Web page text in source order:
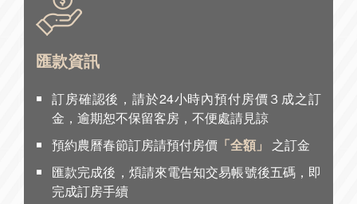
匯款資訊
訂房確認後，請於24小時內預付房價３成之訂
金，逾期恕不保留客房，不便處請見諒
預約農曆春節訂房請預付房價 「全額」 之訂金
匯款完成後，煩請來電告知交易帳號後五碼，即
完成訂房手續